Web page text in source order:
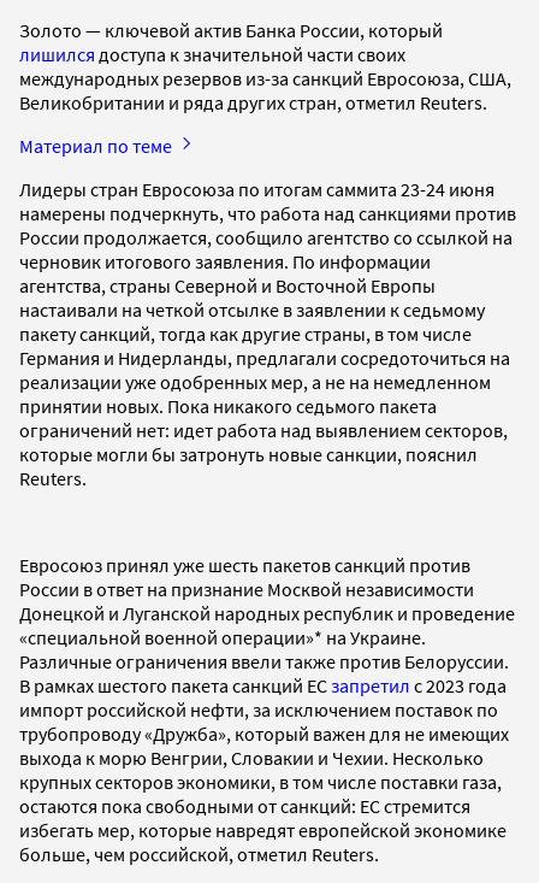
Золото — ключевой актив Банка России, который
лишился доступа к значительной части своих
международных резервов из-за санкций Евросоюза, США,
Великобритании и ряда других стран, отметил Reuters.
Материал по теме
Лидеры стран Евросоюза по итогам саммита 23-24 июня
намерены подчеркнуть, что работа над санкциями против
России продолжается, сообщило агентство со ссылкой на
черновик итогового заявления. По информации
агентства, страны Северной и Восточной Европы
настаивали на четкой отсылке в заявлении к седьмому
пакету санкций, тогда как другие страны, в том числе
Германия и Нидерланды, предлагали сосредоточиться на
реализации уже одобренных мер, а не на немедленном
принятии новых. Пока никакого седьмого пакета
ограничений нет: идет работа над выявлением секторов,
которые могли бы затронуть новые санкции, пояснил
Reuters.
Евросоюз принял уже шесть пакетов санкций против
России в ответ на признание Москвой независимости
Донецкой и Луганской народных республик и проведение
«специальной военной операции»* на Украине.
Различные ограничения ввели также против Белоруссии.
В рамках шестого пакета санкций ЕСзапретил с 2023 года
импорт российской нефти, за исключением поставок по
трубопроводу «Дружба», который важен для не имеющих
выхода к морю Венгрии, Словакии и Чехии. Несколько
крупных секторов экономики, в том числе поставки газа,
остаются пока свободными от санкций: ЕС стремится
избегать мер, которые навредят европейской экономике
больше, чем российской, отметил Reuters.